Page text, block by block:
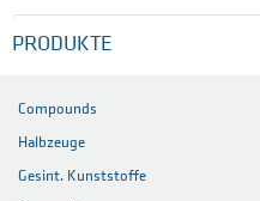
PRODUKTE
Compounds
Halbzeuge
Gesint. Kunststoffe